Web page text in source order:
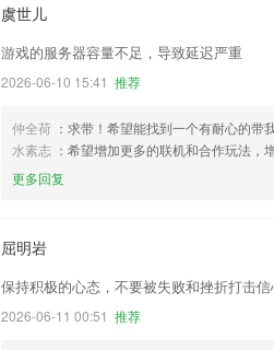
虞世儿
游戏的服务器容量不足，导致延迟严重
2026-06-10 15:41 推荐
仲全荷 ：求带！希望能找到一个有耐心的带
水素志 ：希望增加更多的联机和合作玩法，
更多回复
屈明岩
保持积极的心态，不要被失败和挫折打击
2026-06-11 00:51 推荐